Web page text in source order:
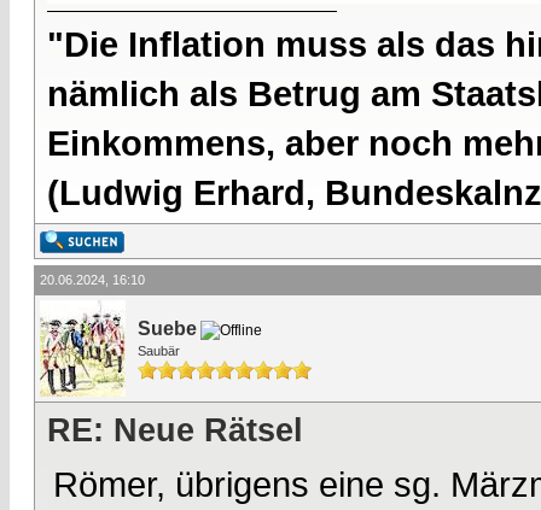
"Die Inflation muss als das
nämlich als Betrug am
Einkommens, aber noch
(Ludwig Erhard,
20.06.2024, 16:10
Suebe
Saubär
RE: Neue Rätsel
Römer, übrigens eine sg.